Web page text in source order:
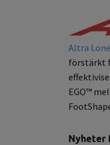
Altra
förstärkt
EGO™
Nyheter